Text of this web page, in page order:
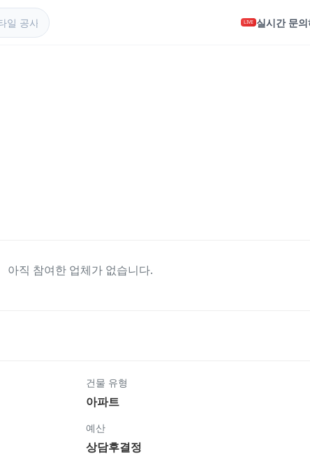
LIVE 실시간 문
아직 참여한 업체가 없습니다.
건물 유형
아파트
예산
상담후결정